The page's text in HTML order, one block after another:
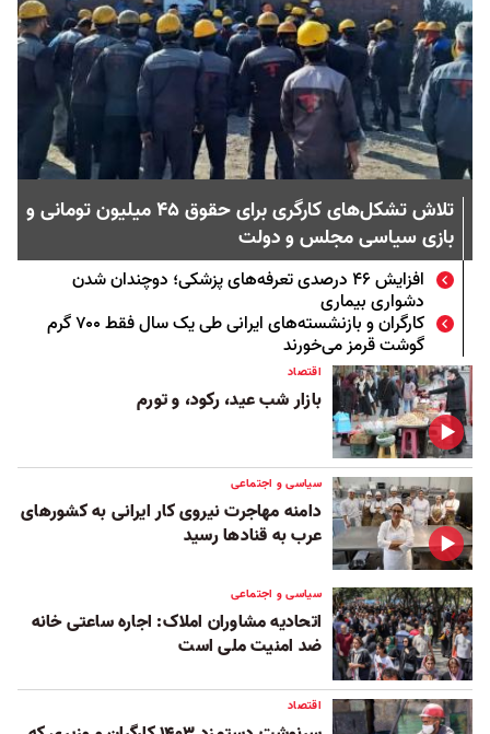
تلاش تشکل‌های کارگری برای حقوق ۴۵ میلیون تومانی و
بازی سیاسی مجلس و دولت
افزایش ۴۶ درصدی تعرفه‌های پزشکی؛ دوچندان شدن
دشواری بیماری
کارگران و بازنشسته‌های ایرانی طی یک سال فقط ۷۰۰ گرم
گوشت قرمز می‌خورند
اقتصاد
بازار شب عید، رکود، و تورم
سیاسی و اجتماعی
دامنه مهاجرت نیروی کار ایرانی به کشورهای
عرب به قنادها رسید
سیاسی و اجتماعی
اتحادیه مشاوران املاک: اجاره ساعتی خانه
ضد امنیت ملی است
اقتصاد